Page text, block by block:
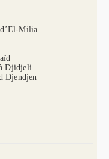
Milia
à Djidjeli
Djendjen